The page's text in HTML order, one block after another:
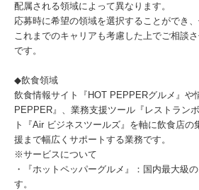
配属される領域によって異なります。
応募時に希望の領域を選択することができ、
これまでのキャリアも考慮した上でご相談
です。
◆飲食領域
飲食情報サイト『HOT PEPPERグルメ』や
PEPPER』、業務支援ツール『レストラン
ト『Air ビジネスツールズ』を軸に飲食店の
援まで幅広くサポートする業務です。
※サービスについて
・『ホットペッパーグルメ』：国内最大級
す。